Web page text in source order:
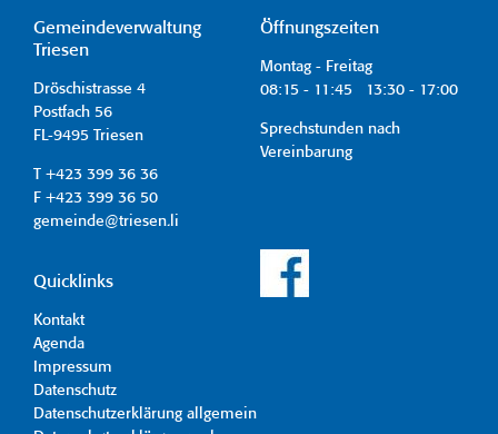
Gemeindeverwaltung
Triesen
Dröschistrasse 4
Postfach 56
FL-9495 Triesen
T +423 399 36 36
F +423 399 36 50
gemeinde@triesen.li
Öffnungszeiten
Montag - Freitag
08:15 - 11:45 13:30 - 17:00
Sprechstunden nach
Vereinbarung
Quicklinks
Kontakt
Agenda
Impressum
Datenschutz
Datenschutzerklärung allgemein